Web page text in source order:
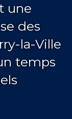
une
des
la-Ville
temps